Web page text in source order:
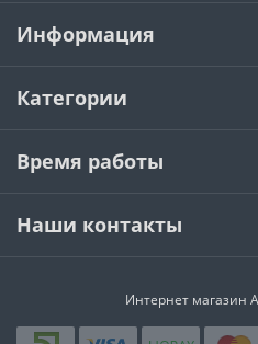
Информация
Категории
Время работы
Наши контакты
Интернет магазин